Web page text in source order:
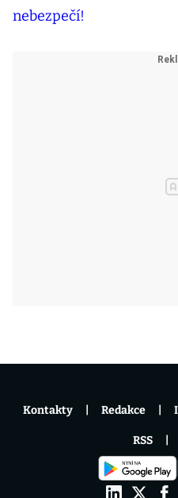
Kontakty Redakce
RSS